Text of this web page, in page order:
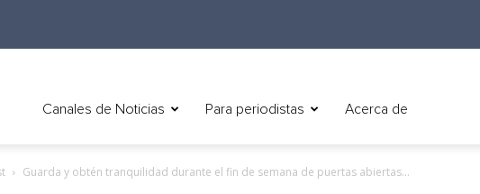
Canales de Noticias Para periodistas Acerca de
Guarda y obtén tranquilidad durante el fin de semana de puertas abiertas...